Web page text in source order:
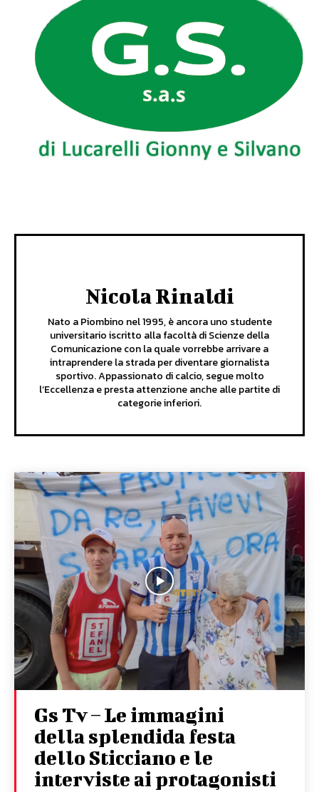
Nicola Rinaldi
Nato a Piombino nel 1995, è ancora uno studente
universitario iscritto alla facoltà di Scienze della
Comunicazione con la quale vorrebbe arrivare a
intraprendere la strada per diventare giornalista
sportivo. Appassionato di calcio, segue molto
l’Eccellenza e presta attenzione anche alle partite di
categorie inferiori.
Gs Tv – Le immagini
della splendida festa
dello Sticciano e le
interviste ai protagonisti